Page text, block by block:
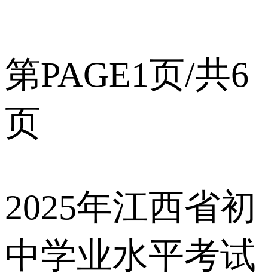
第PAGE1页/共6
页
2025年江西省初
中学业水平考试